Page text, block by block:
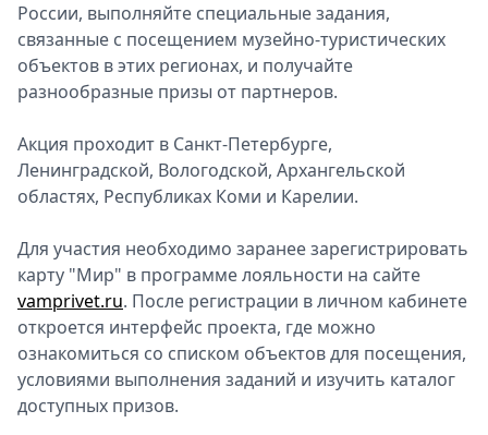
Пресс-
релизы
О
Metro
Стримы
Спецпроекты
Звезды
Выборы
2026
Скачай
Metro
России, выполняйте специальные задания,
связанные с посещением музейно-туристических
объектов в этих регионах, и получайте
разнообразные призы от партнеров.
Акция проходит в Санкт-Петербурге,
Ленинградской, Вологодской, Архангельской
областях, Республиках Коми и Карелии.
Для участия необходимо заранее зарегистрировать
карту "Мир" в программе лояльности на сайте
vamprivet.ru. После регистрации в личном кабинете
откроется интерфейс проекта, где можно
ознакомиться со списком объектов для посещения,
условиями выполнения заданий и изучить каталог
доступных призов.